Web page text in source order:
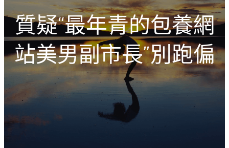
質疑“最年青的包養網
站美男副市長”別跑偏